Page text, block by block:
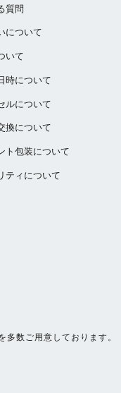
質問
について
いて
時について
ルについて
換について
ト包装について
ティについて
数ご用意しております。